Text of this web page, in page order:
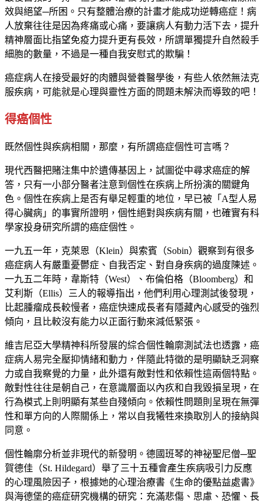
效與絕望─所困。只有整體治療的計畫才能成功逆轉癌症！病
人放棄往往是因為疼痛或心痛，要讓病人有動力活下去，提升
精神層面比指望免疫力提升更有長效，所謂單獨提升自然殺手
細胞的數量，不過是一種自我安慰式的欺騙！
癌症病人在接受最好的肉體與營養醫學後，有些人依然無法克
服疾病，可能就是心理與靈性方面的問題未解決而導致的吧！
得癌個性
既然個性與疾病相關，那麼，有所謂癌症個性可言嗎？
現代西醫把賭注集中於遺傳基因上，試圖從中尋求癌症的解
答，只有一小部分醫者注意到個性在疾病上所扮演的關鍵角
色。個性在疾病上是否有舉足輕重的地位，早已被「A型人易
得心臟病」的事實所證明，個性絕對與疾病有關，也確實有科
學家投身研究所謂的癌症個性。
一九五一年，克萊恩（Klein）與索賓（Sobin）觀察到有很多
癌症病人有嚴重憂鬱症、自我否定、對自身疾病的過度陳述。
一九五二年時，韋斯特（West）、布倫伯格（Bloomberg）和
艾利斯（Ellis）三人的報導指出，他們利用心理測試後發現，
比起腫瘤成長較慢者，癌症快速成長者有隱藏內心感受的強烈
傾向，且比較沒有能力以正面行動來減低緊張。
維吉尼亞大學精神科所發展的綜合個性輪廓測試法也透露，癌
症病人易完全壓抑情緒和動力，伴隨此特徵的是明顯缺乏洞察
力或自我察覺的力量，此外還有敵對性和依賴性這兩個特點。
敵對性往往是朝自己，在意識層面以內疚和自我毀損呈現，在
行為模式上則明顯有某些自殘傾向。依賴性問題則呈現在無彈
性和單方向的人際關係上，常以自我犧牲來換取別人的接納與
同意。
個性輪廓分析並非現代的新發明。德國班琴的神祕聖尼僧─聖
賀德佳（St. Hildegard）舉了三十五種會產生疾病吸引力反應
的心理風險因子，根據她的心理治療書《生命的優點益處書》
與海德堡的癌症研究機構的研究：充滿悲傷、思慮、恐懼、長